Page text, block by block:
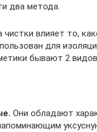
два метода.
влияет то,
для
бывают 2
Они обладают